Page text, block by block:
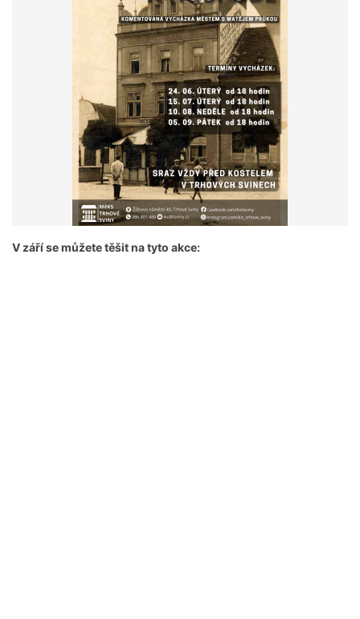
V září se můžete těšit na tyto akce: